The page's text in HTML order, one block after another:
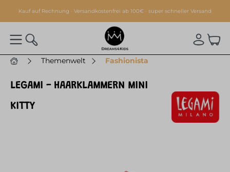
springen
Kauf auf Rechnung · Versandkostenfrei ab 100€ · super schneller Versand
Themenwelt Fashionista
LEGAMI - HAARKLAMMERN MINI
KITTY